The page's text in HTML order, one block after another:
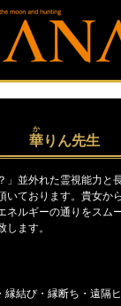
華
か
りん先生
」並外れた霊視能力と
いております。貴女か
ネルギーの通りをスム
ます。
縁結び・縁断ち・遠隔